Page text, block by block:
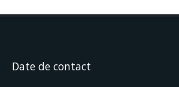
Date de contact